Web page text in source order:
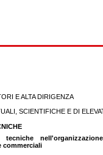
E ALTA DIRIGENZA
SCIENTIFICHE E DI
tecniche
commerciali